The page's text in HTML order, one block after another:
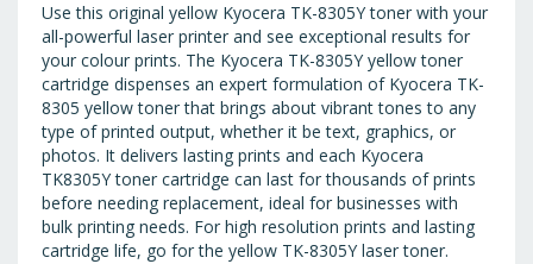
Use this original yellow Kyocera TK-8305Y toner with your
all-powerful laser printer and see exceptional results for
your colour prints. The Kyocera TK-8305Y yellow toner
cartridge dispenses an expert formulation of Kyocera TK-
8305 yellow toner that brings about vibrant tones to any
type of printed output, whether it be text, graphics, or
photos. It delivers lasting prints and each Kyocera
TK8305Y toner cartridge can last for thousands of prints
before needing replacement, ideal for businesses with
bulk printing needs. For high resolution prints and lasting
cartridge life, go for the yellow TK-8305Y laser toner.